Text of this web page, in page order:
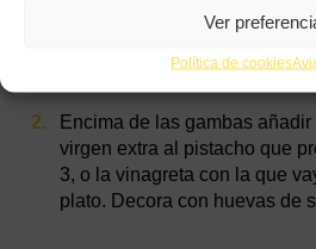
Ver
Política de cookies
Saca del congelador las
reservadas previamente.
Encima de las gambas
virgen extra al pistacho que
3, o la vinagreta con la que
plato. Decora con huevas de